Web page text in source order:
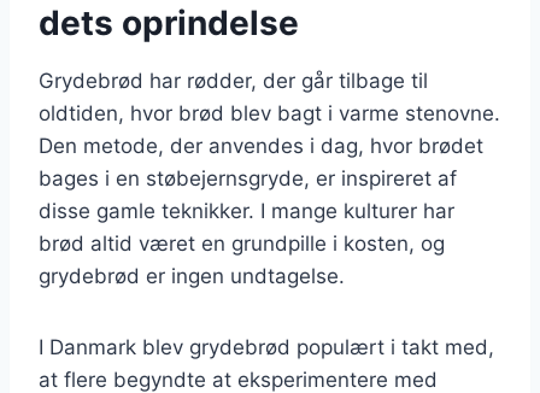
dets oprindelse
Grydebrød har rødder, der går tilbage til
oldtiden, hvor brød blev bagt i varme stenovne.
Den metode, der anvendes i dag, hvor brødet
bages i en støbejernsgryde, er inspireret af
disse gamle teknikker. I mange kulturer har
brød altid været en grundpille i kosten, og
grydebrød er ingen undtagelse.
I Danmark blev grydebrød populært i takt med,
at flere begyndte at eksperimentere med